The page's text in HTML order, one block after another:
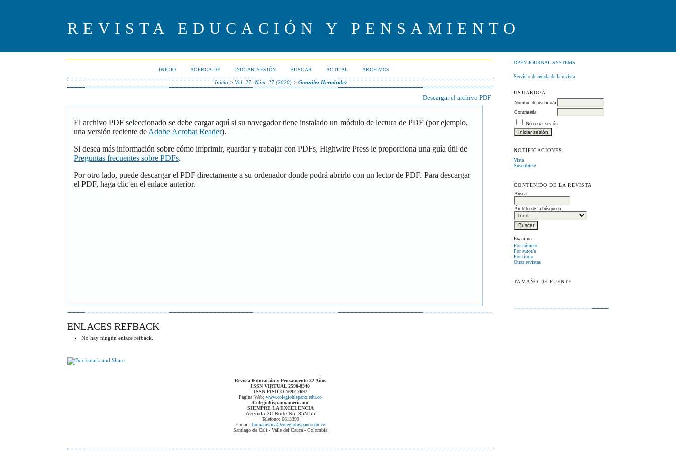
REVISTA EDUCACIÓN Y PENSAMIENTO
OPEN JOURNAL SYSTEMS
Servicio de ayuda de la revista
USUARIO/A
Nombre de usuario/a
Contraseña
No cerrar sesión
NOTIFICACIONES
Vista
Suscribirse
CONTENIDO DE LA REVISTA
Buscar
Ámbito de la búsqueda
Examinar
Por número
Por autor/a
Por título
Otras revistas
TAMAÑO DE FUENTE
INICIO ACERCA DE INICIAR SESIÓN BUSCAR ACTUAL ARCHIVOS
Inicio> Vol. 27, Núm. 27 (2020)> González Hernández
Descargar el archivo PDF
El archivo PDF seleccionado se debe cargar aquí si su navegador tiene instalado un módulo de lectura de PDF (por ejemplo,
una versión reciente de Adobe Acrobat Reader).
Si desea más información sobre cómo imprimir, guardar y trabajar con PDFs, Highwire Press le proporciona una guía útil de
Preguntas frecuentes sobre PDFs.
Por otro lado, puede descargar el PDF directamente a su ordenador donde podrá abrirlo con un lector de PDF. Para descargar
el PDF, haga clic en el enlace anterior.
ENLACES REFBACK
No hay ningún enlace refback.
Revista Educación y Pensamiento 32 Años
ISSN VIRTUAL 2590-8340
ISSN FÍSICO 1692-2697
Página Web:www.colegiohispano.edu.co
Colegiohispanoamericano
SIEMPRE LA EXCELENCIA
Avenida 3C Norte No. 35N-55
Teléfono: 6613399
E-mail:humanistica@colegiohispano.edu.co
Santiago de Cali - Valle del Cauca - Colombia